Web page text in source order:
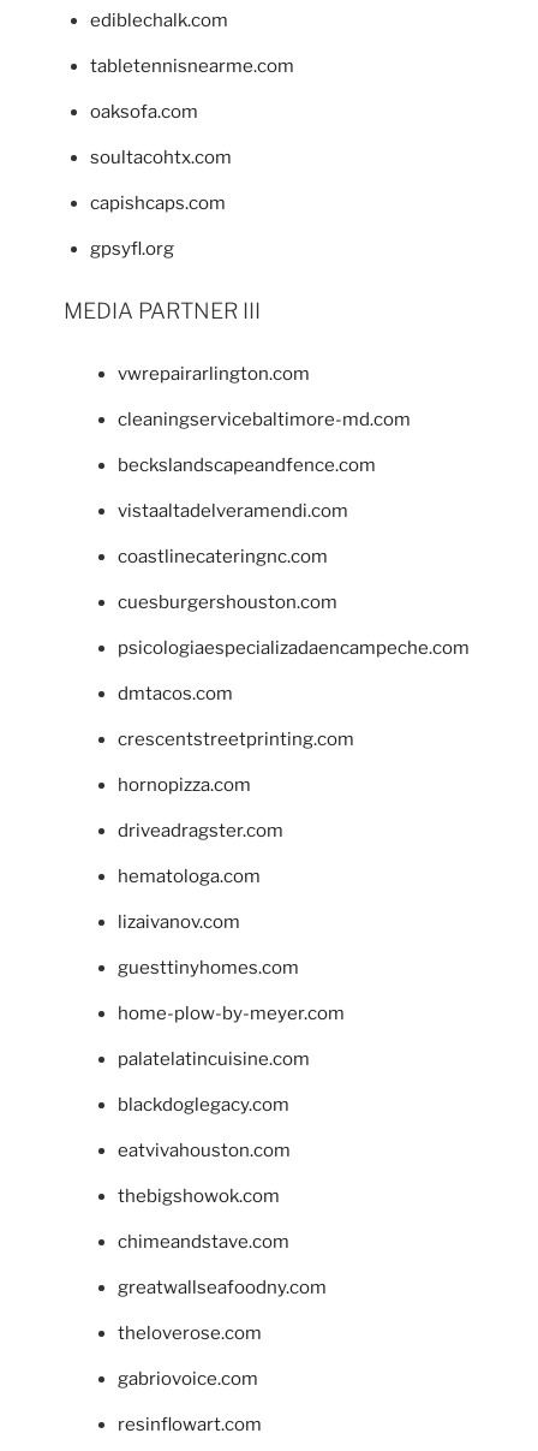
ediblechalk.com
tabletennisnearme.com
oaksofa.com
soultacohtx.com
capishcaps.com
gpsyfl.org
MEDIA PARTNER III
vwrepairarlington.com
cleaningservicebaltimore-md.com
beckslandscapeandfence.com
vistaaltadelveramendi.com
coastlinecateringnc.com
cuesburgershouston.com
psicologiaespecializadaencampeche.com
dmtacos.com
crescentstreetprinting.com
hornopizza.com
driveadragster.com
hematologa.com
lizaivanov.com
guesttinyhomes.com
home-plow-by-meyer.com
palatelatincuisine.com
blackdoglegacy.com
eatvivahouston.com
thebigshowok.com
chimeandstave.com
greatwallseafoodny.com
theloverose.com
gabriovoice.com
resinflowart.com